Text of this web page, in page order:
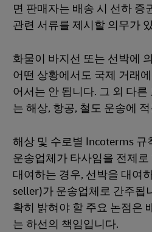
면 판매자는 배송 시 선하 증
관련 서류를 제시할 의무가
화물이 바지선 또는 선박에
어떤 상황에서도 국제 거래
어서는 안 됩니다. 그 외 다
는 해상, 항공, 철도 운송에
해상 및 수로별 Incoterms
운송업체가 타사임을 전제
대여하는 경우, 선박을 대여
seller)가 운송업체로 간주됩
확히 밝혀야 할 주요 논점은
는 하선의 책임입니다.